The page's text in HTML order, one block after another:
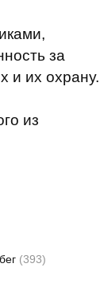
за
и их охрану.
из
(393)